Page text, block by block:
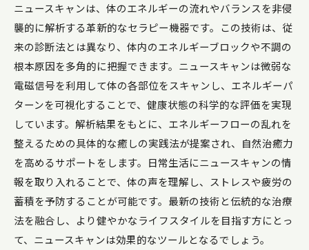
ニュースキャンで変わるセラピー業界：最新技術が
もたらす未来の健康ケア
あなたも今日から始められる！ニュースキャン活用
による健やかなライフスタイルの秘訣
ニュースキャンは、体のエネルギーの流れやバランスを非侵
襲的に解析する革新的なセラピー機器です。この技術は、従
来の診断法とは異なり、体内のエネルギーブロックや不調の
根本原因を多角的に把握できます。ニュースキャンは微弱な
電磁信号を利用して体の各部位をスキャンし、エネルギーパ
ターンを可視化することで、健康状態の科学的な評価を実現
しています。解析結果をもとに、エネルギーフローの乱れを
整えるための具体的な癒しの実践法が提案され、自然治癒力
を高めるサポートをします。日常生活にニュースキャンの情
報を取り入れることで、体の声を理解し、ストレスや疲労の
蓄積を予防することが可能です。最新の技術と伝統的な治療
法を融合し、より健やかなライフスタイルを目指す方にとっ
て、ニュースキャンは効果的なツールとなるでしょう。